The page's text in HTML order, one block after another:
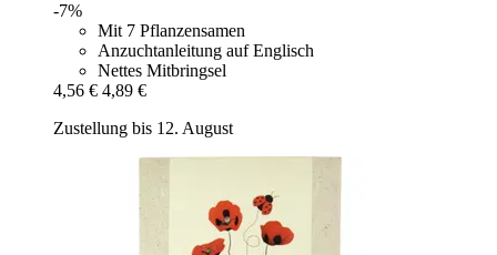
-7%
Mit 7 Pflanzensamen
Anzuchtanleitung auf Englisch
Nettes Mitbringsel
4,56 € 4,89 €
Zustellung bis 12. August